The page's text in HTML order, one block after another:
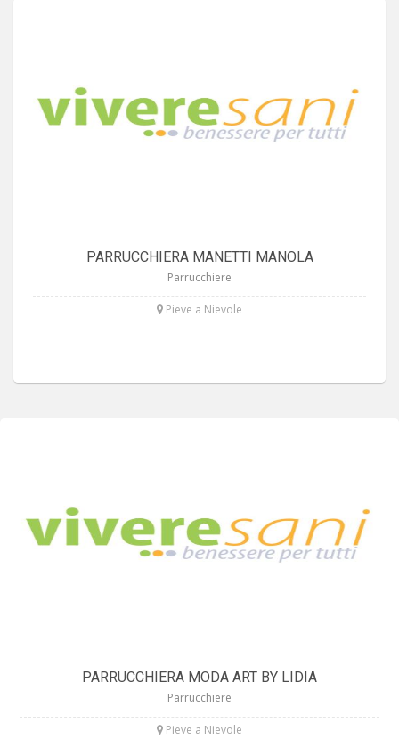
PARRUCCHIERA MANETTI MANOLA
Parrucchiere
Pieve a Nievole
PARRUCCHIERA MODA ART BY LIDIA
Parrucchiere
Pieve a Nievole